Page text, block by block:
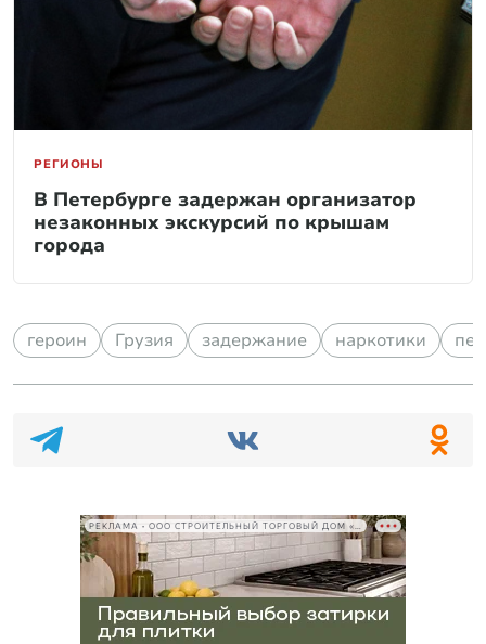
РЕГИОНЫ
В Петербурге задержан организатор
незаконных экскурсий по крышам
города
героин Грузия задержание наркотики